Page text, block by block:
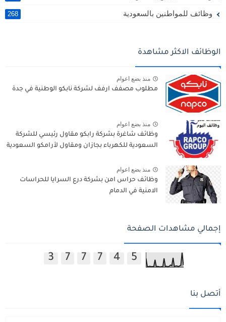
وظائف للمواطنين بالسعودية 268
الوظائف الاكثر مشاهدة
منذ بضع اعوام
مطلوب مصفف ارفف لشركة نابكو الوطنية في جدة
منذ بضع اعوام
وظائف شاغرة بشركة رابكو مقاول رئيسي للشركة
السعودية للكهرباء بجازان ومقاول لأرامكو السعودية
منذ بضع اعوام
وظائف حراس امن بشركة درع السرايا للحراسات
الامنية في الدمام
إجمالي مشاهدات الصفحة
3 7 7 7 4 5
أتصل بنا